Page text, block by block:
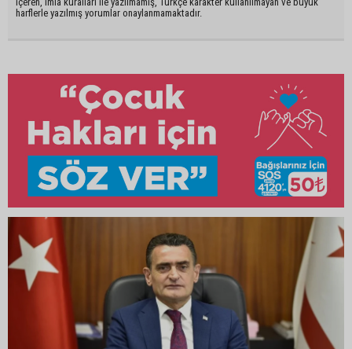
harflerle yazılmış yorumlar onaylanmamaktadır.